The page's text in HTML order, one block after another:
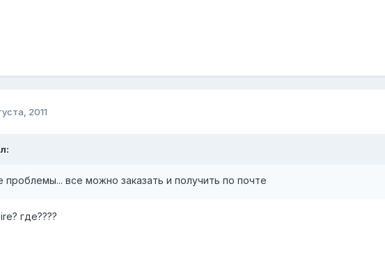
2011
проблемы... все можно заказать и получить по почте
где????